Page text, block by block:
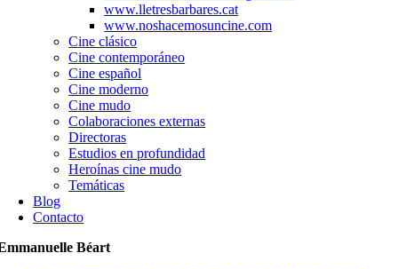
www.lletresbarbares.cat
www.noshacemosuncine.com
Cine clásico
Cine contemporáneo
Cine español
Cine moderno
Cine mudo
Colaboraciones externas
Directoras
Estudios en profundidad
Heroínas cine mudo
Temáticas
Blog
Contacto
Béart